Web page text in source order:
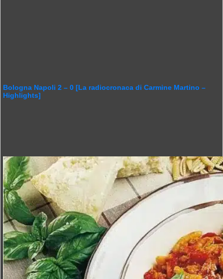
Bologna Napoli 2 – 0 [La radiocronaca di Carmine Martino –
Highlights]